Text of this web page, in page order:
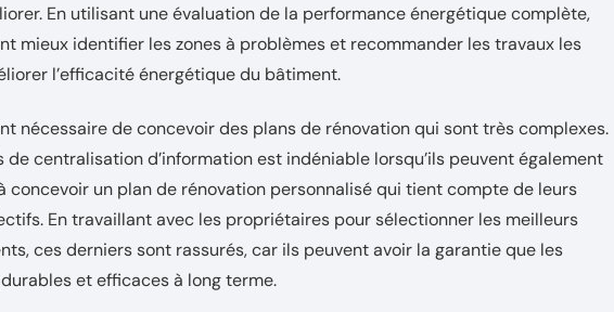
En utilisant une évaluation de la performance énergétique complète,
mieux identifier les zones à problèmes et recommander les travaux les
l’efficacité énergétique du bâtiment.
nécessaire de concevoir des plans de rénovation qui sont très complexes.
de centralisation d’information est indéniable lorsqu’ils peuvent également
concevoir un plan de rénovation personnalisé qui tient compte de leurs
En travaillant avec les propriétaires pour sélectionner les meilleurs
ces derniers sont rassurés, car ils peuvent avoir la garantie que les
et efficaces à long terme.